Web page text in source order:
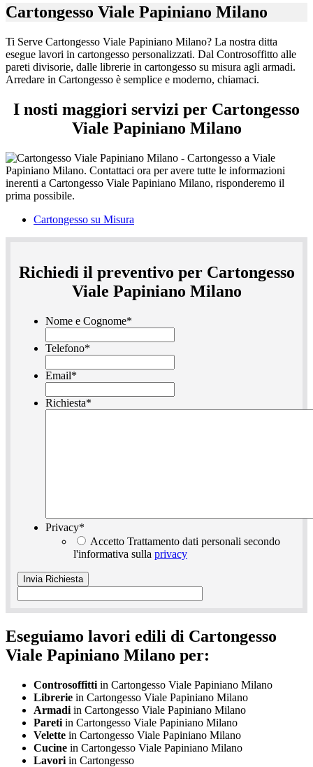
su
agli
armadi.
Arredare
in
semplice
chiamaci.
Cartongesso Viale Papiniano Milano
Ti Serve Cartongesso Viale Papiniano Milano? La nostra ditta
esegue lavori in cartongesso personalizzati. Dal Controsoffitto alle
pareti divisorie, dalle librerie in cartongesso su misura agli armadi.
Arredare in Cartongesso è semplice e moderno, chiamaci.
I nosti maggiori servizi per Cartongesso
Viale Papiniano Milano
Cartongesso su Misura
Richiedi il preventivo per Cartongesso
Viale Papiniano Milano
Nome e Cognome*
Telefono*
Email*
Richiesta*
Privacy*
Accetto Trattamento dati personali secondo
l'informativa sulla privacy
Eseguiamo lavori edili di Cartongesso
Viale Papiniano Milano per:
Controsoffitti in Cartongesso Viale Papiniano Milano
Librerie in Cartongesso Viale Papiniano Milano
Armadi in Cartongesso Viale Papiniano Milano
Pareti in Cartongesso Viale Papiniano Milano
Velette in Cartongesso Viale Papiniano Milano
Cucine in Cartongesso Viale Papiniano Milano
Lavori in Cartongesso